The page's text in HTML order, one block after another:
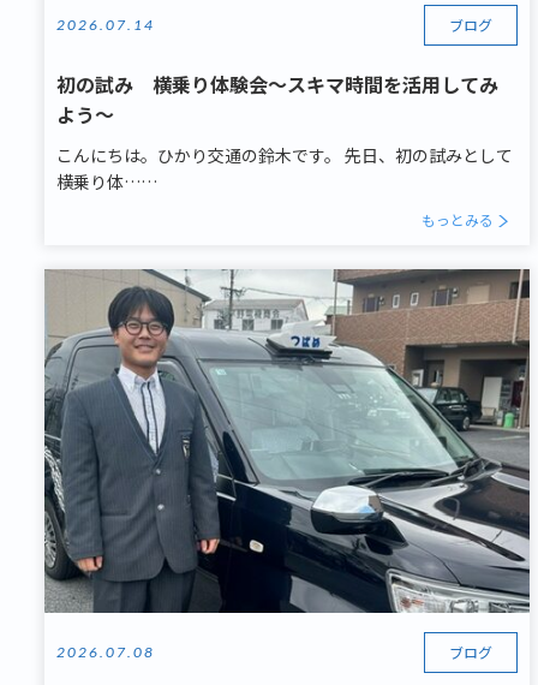
2026.07.14 ブログ
初の試み 横乗り体験会～スキマ時間を活用してみ
よう～
こんにちは。ひかり交通の鈴木です。 先日、初の試みとして
横乗り体……
もっとみる
2026.07.08 ブログ